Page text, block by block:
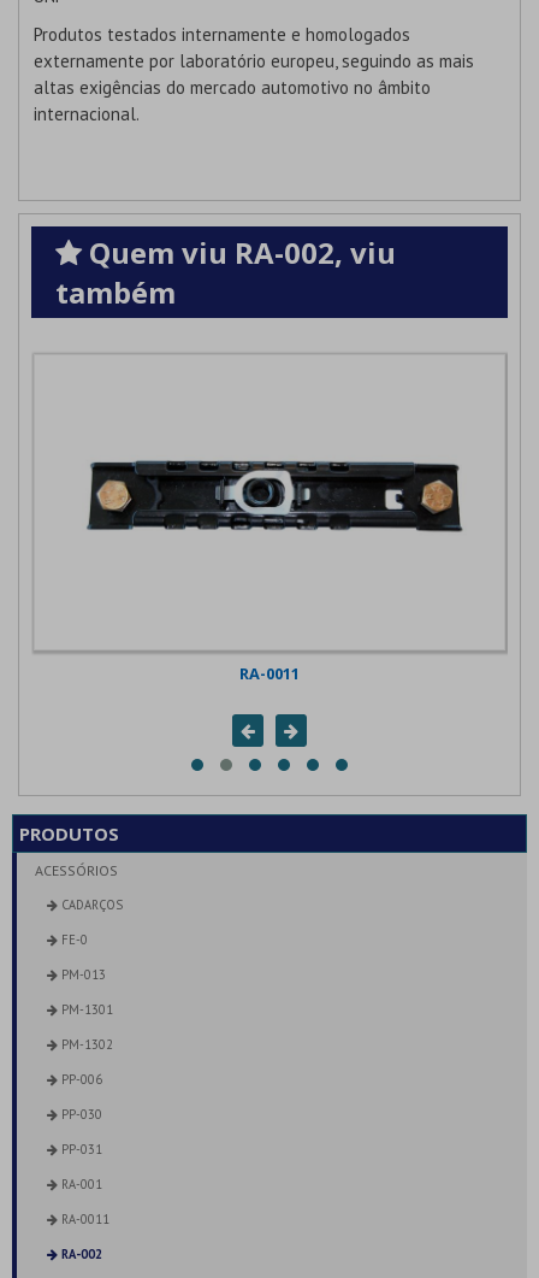
Produtos testados internamente e homologados
externamente por laboratório europeu, seguindo as mais
altas exigências do mercado automotivo no âmbito
internacional.
Quem viu RA-002, viu
também
PRODUTOS
ACESSÓRIOS
CADARÇOS
FE-0
PM-013
PM-1301
PM-1302
PP-006
PP-030
PP-031
RA-001
RA-0011
RA-002